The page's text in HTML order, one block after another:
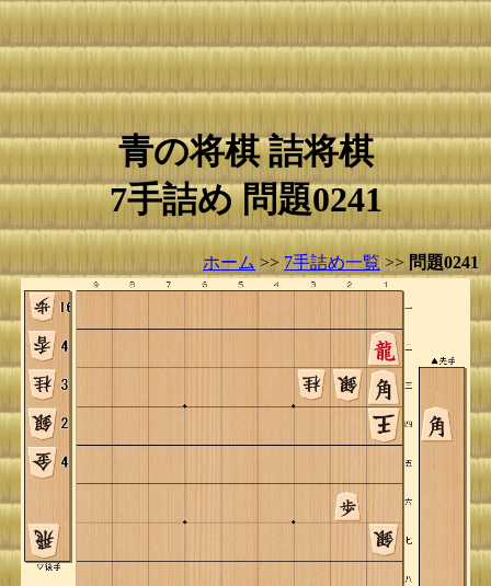
青の将棋 詰将棋
7手詰め 問題0241
ホーム >> 7手詰め一覧 >> 問題0241